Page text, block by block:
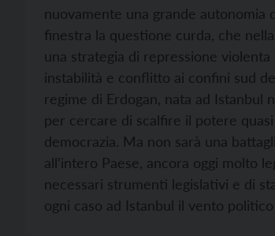
nuovamente una grande
finestra la questione curda, che
una strategia di repressione
instabilità e conflitto ai confini sud
regime di Erdogan, nata ad Istanbul
per cercare di scalfire il potere
democrazia. Ma non sarà una
all’intero Paese, ancora oggi molto
necessari strumenti legislativi e di
ogni caso ad Istanbul il vento